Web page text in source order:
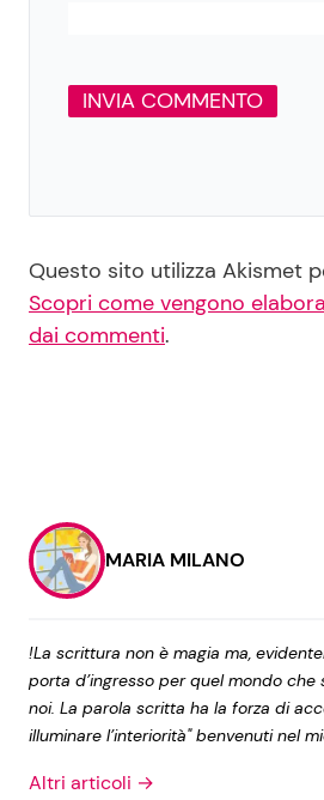
Questo sito utilizza Akismet
Scopri come vengono
dai commenti.
MARIA MILANO
!La scrittura non è magia ma,
porta d’ingresso per quel mondo
noi. La parola scritta ha la forza di
illuminare l’interiorità" benvenuti nel
Altri articoli →